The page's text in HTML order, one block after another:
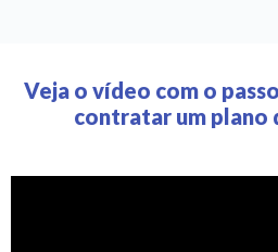
Veja o vídeo com o
contratar um plano